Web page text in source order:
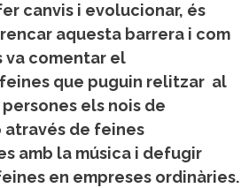
canvis i evolucionar, és
aquesta barrera i com
va comentar el
que puguin relitzar al
els nois de
através de feines
amb la música i defugir
en empreses ordinàries.